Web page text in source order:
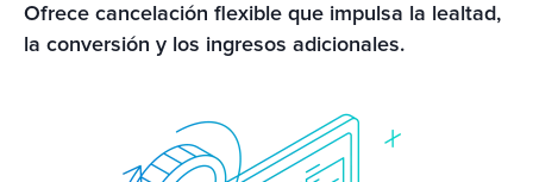
Ofrece cancelación flexible que impulsa la lealtad,
la conversión y los ingresos adicionales.